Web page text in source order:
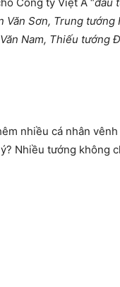
Văn Sơn, Trung tướng
Nam, Thiếu tướng
nhiều cá nhân vênh
Nhiều tướng không